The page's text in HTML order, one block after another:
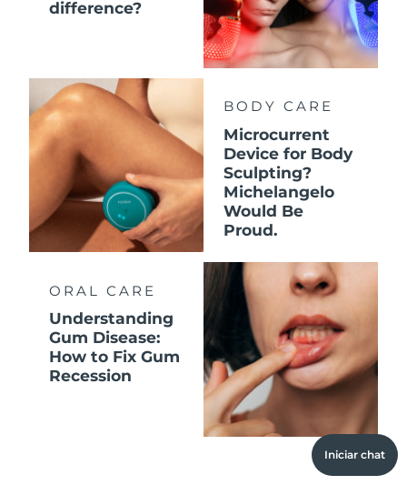
difference?
BODY CARE
Microcurrent
Device for Body
Sculpting?
Michelangelo
Would Be
Proud.
ORAL CARE
Understanding
Gum Disease:
How to Fix Gum
Recession
Iniciar chat